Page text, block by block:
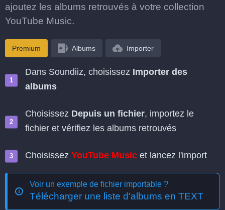
ajoutez les albums retrouvés à votre collection
YouTube Music.
Premium Albums Importer
Dans Soundiiz, choisissez Importer des
albums
Choisissez Depuis un fichier, importez le
fichier et vérifiez les albums retrouvés
Choisissez YouTube Music et lancez l'import
Voir un exemple de fichier importable ?
Télécharger une liste d'albums en TEXT